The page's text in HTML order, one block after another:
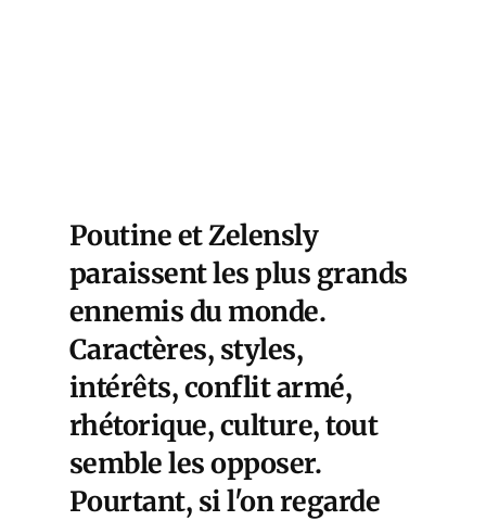
Poutine et Zelensly
paraissent les plus grands
ennemis du monde.
Caractères, styles,
intérêts, conflit armé,
rhétorique, culture, tout
semble les opposer.
Pourtant, si l'on regarde